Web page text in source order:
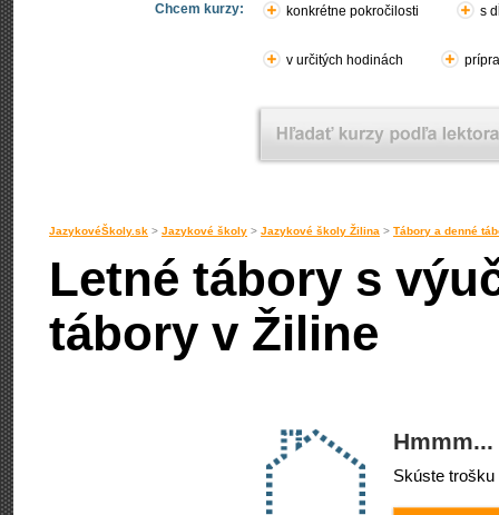
Chcem kurzy: konkrétne pokročilosti s
v určitých hodinách
JazykovéŠkoly.sk > Jazykové školy > Jazykové školy Žilina > Tábory a denné
Letné tábory s
tábory v Žiline
Skúste